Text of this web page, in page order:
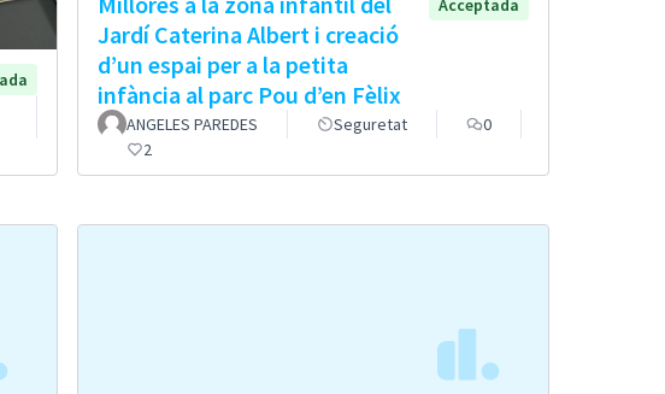
Jardí Caterina Albert i creació
d’un espai per a la petita
infància al parc Pou d’en Fèlix
Acceptada
ANGELES PAREDES Seguretat
0
2